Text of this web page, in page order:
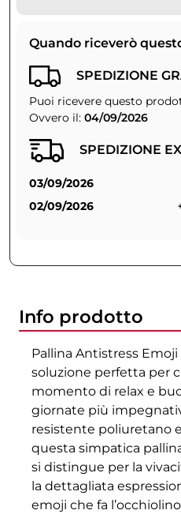
Quando riceverò
SPEDIZIONE
Puoi ricevere questo
Ovvero il: 04/09/2026
SPEDIZIONE
03/09/2026
02/09/2026
Info prodotto
Pallina Antistress
soluzione perfetta per
momento di relax e
giornate più
resistente poliuretano
questa simpatica
si distingue per la
la dettagliata
emoji che fa